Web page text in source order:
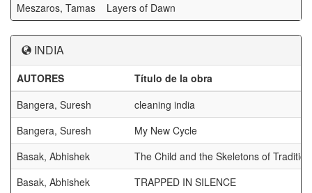
Meszaros, Tamas
Layers of Dawn
INDIA
AUTORES
Título de la obra
Bangera, Suresh
cleaning india
Bangera, Suresh
My New Cycle
Basak, Abhishek
The Child and the Skeletons of Tradition
Basak, Abhishek
TRAPPED IN SILENCE